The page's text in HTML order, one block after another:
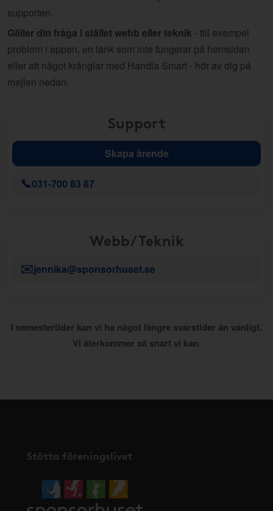
supporten.
Gäller din fråga i stället webb eller teknik - till exempel
problem i appen, en länk som inte fungerar på hemsidan
eller att något krånglar med Handla Smart - hör av dig på
mejlen nedan.
Support
Skapa ärende
📞031-700 83 87
Webb/Teknik
✉️jennika@sponsorhuset.se
I semestertider kan vi ha något längre svarstider än vanligt.
Vi återkommer så snart vi kan.
Stötta föreningslivet